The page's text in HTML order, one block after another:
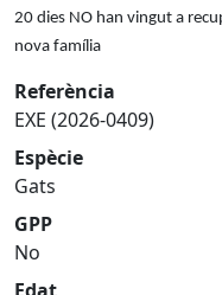
20 dies NO han vingut a
nova família
Referència
EXE (2026-0409)
Espècie
Gats
GPP
No